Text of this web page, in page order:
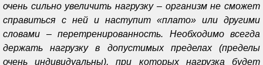
очень сильно увеличить нагрузку – организм не сможет
справиться с ней и наступит «плато» или другими
словами – перетренированность. Необходимо всегда
держать нагрузку в допустимых пределах (пределы
очень индивидуальны), при которых нагрузка будет